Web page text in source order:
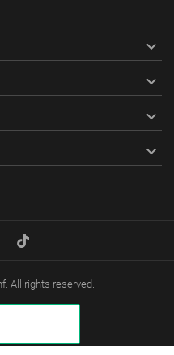




. All rights reserved.